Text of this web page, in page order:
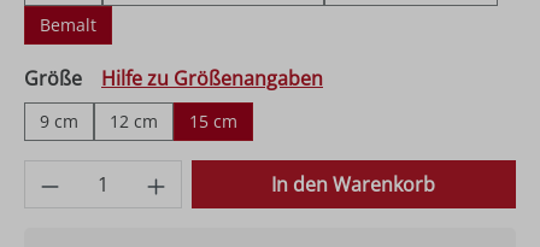
Bemalt
Größeauswählen
Hilfe zu Größenangaben
9 cm 12 cm 15 cm
Produkt Anzahl: Gib den gewünschten
In den Warenkorb